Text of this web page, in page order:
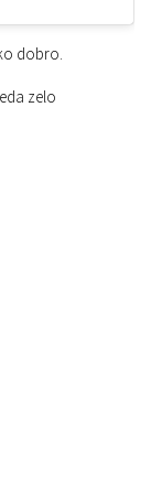
dobro.
zelo